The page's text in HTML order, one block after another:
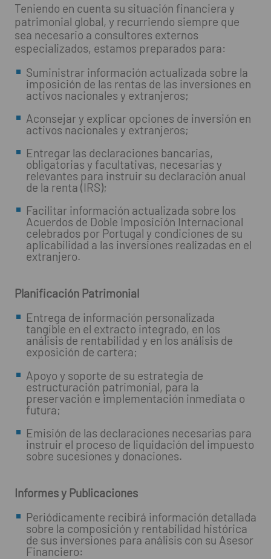
Teniendo en cuenta su situación financiera y
patrimonial global, y recurriendo siempre que
sea necesario a consultores externos
especializados, estamos preparados para:
Suministrar información actualizada sobre la
imposición de las rentas de las inversiones en
activos nacionales y extranjeros;
Aconsejar y explicar opciones de inversión en
activos nacionales y extranjeros;
Entregar las declaraciones bancarias,
obligatorias y facultativas, necesarias y
relevantes para instruir su declaración anual
de la renta (IRS);
Facilitar información actualizada sobre los
Acuerdos de Doble Imposición Internacional
celebrados por Portugal y condiciones de su
aplicabilidad a las inversiones realizadas en el
extranjero.
Planificación Patrimonial
Entrega de información personalizada
tangible en el extracto integrado, en los
análisis de rentabilidad y en los análisis de
exposición de cartera;
Apoyo y soporte de su estrategia de
estructuración patrimonial, para la
preservación e implementación inmediata o
futura;
Emisión de las declaraciones necesarias para
instruir el proceso de liquidación del impuesto
sobre sucesiones y donaciones.
Informes y Publicaciones
Periódicamente recibirá información detallada
sobre la composición y rentabilidad histórica
de sus inversiones para análisis con su Asesor
Financiero: